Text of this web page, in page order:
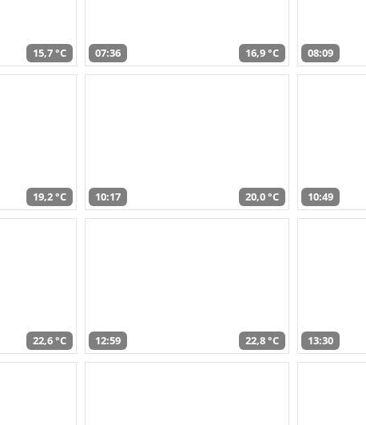
15,7 °C 07:36 16,9 °C 08:09
19,2 °C 10:17 20,0 °C 10:49
22,6 °C 12:59 22,8 °C 13:30